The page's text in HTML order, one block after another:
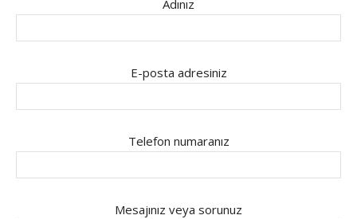
Adınız
E-posta adresiniz
Telefon numaranız
Mesajınız veya sorunuz